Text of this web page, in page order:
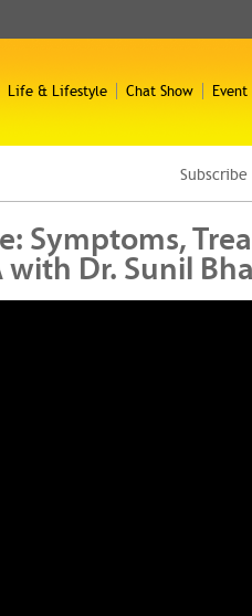
Life & Lifestyle Chat Show
Event
Symptoms,
Dr. Sunil